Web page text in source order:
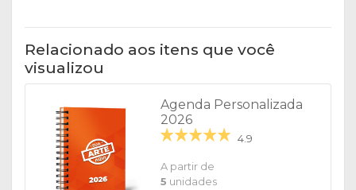
Relacionado aos itens que você
visualizou
Agenda Personalizada
2026
4.9
A partir de
5 unidades